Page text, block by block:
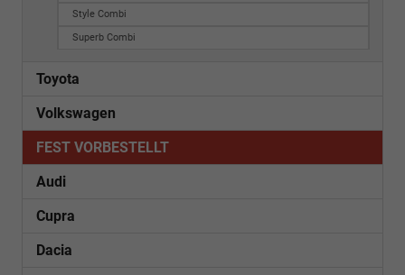
Style Combi
Superb Combi
Toyota
Volkswagen
FEST VORBESTELLT
Audi
Cupra
Dacia